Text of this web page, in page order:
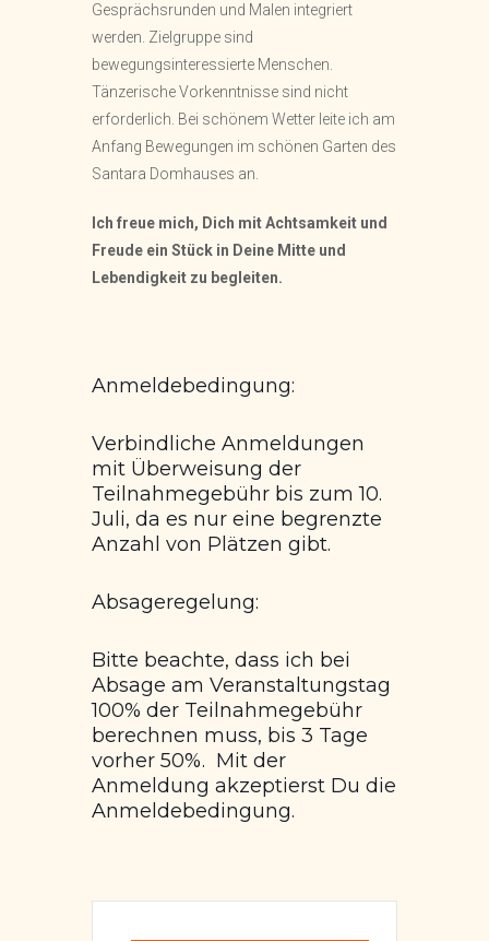
Gesprächsrunden und Malen integriert
werden. Zielgruppe sind
bewegungsinteressierte Menschen.
Tänzerische Vorkenntnisse sind nicht
erforderlich. Bei schönem Wetter leite ich am
Anfang Bewegungen im schönen Garten des
Santara Domhauses an.
Ich freue mich, Dich mit Achtsamkeit und
Freude ein Stück in Deine Mitte und
Lebendigkeit zu begleiten.
Anmeldebedingung:
Verbindliche Anmeldungen
mit Überweisung der
Teilnahmegebühr bis zum 10.
Juli, da es nur eine begrenzte
Anzahl von Plätzen gibt.
Absageregelung:
Bitte beachte, dass ich bei
Absage am Veranstaltungstag
100% der Teilnahmegebühr
berechnen muss, bis 3 Tage
vorher 50%. Mit der
Anmeldung akzeptierst Du die
Anmeldebedingung.